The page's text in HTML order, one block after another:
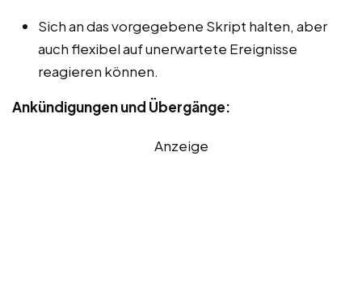
Sich an das vorgegebene Skript halten, aber
auch flexibel auf unerwartete Ereignisse
reagieren können.
Ankündigungen und Übergänge:
Anzeige